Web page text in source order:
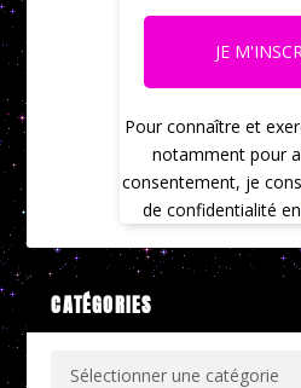
JE
Pour connaître et
notamment pour
consentement, je
de confidentialité en
CATÉGORIES